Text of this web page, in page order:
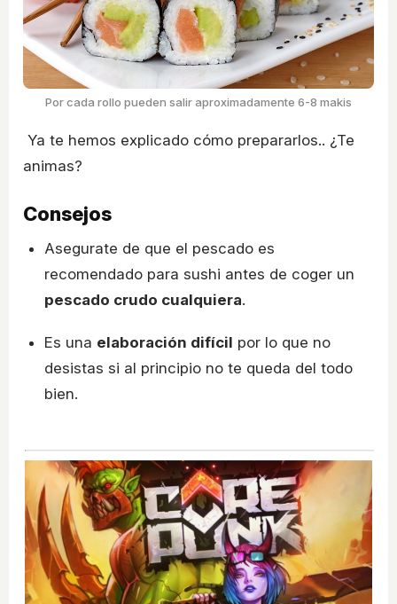
Por cada rollo pueden salir aproximadamente 6-8 makis
Ya te hemos explicado cómo prepararlos.. ¿Te
animas?
Consejos
Asegurate de que el pescado es
recomendado para sushi antes de coger un
pescado crudo cualquiera.
Es una elaboración difícil por lo que no
desistas si al principio no te queda del todo
bien.